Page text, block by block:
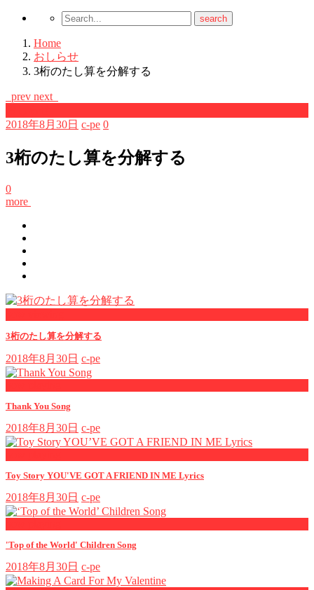
Home
おしらせ
3桁のたし算を分解する
prev next
2018年8月30日 c-pe 0
3桁のたし算を分解する
0
more
3桁のたし算を分解する
2018年8月30日 c-pe
Thank You Song
2018年8月30日 c-pe
Toy Story YOU'VE GOT A FRIEND IN ME Lyrics
2018年8月30日 c-pe
'Top of the World' Children Song
2018年8月30日 c-pe